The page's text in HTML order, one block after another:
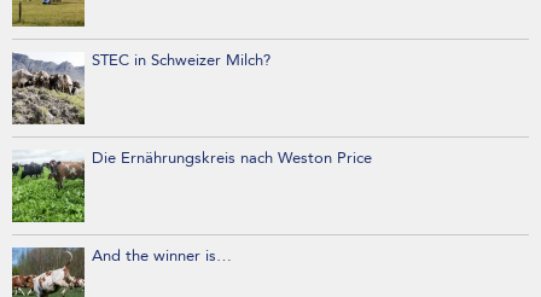
STEC in Schweizer Milch?
Die Ernährungskreis nach Weston Price
And the winner is…